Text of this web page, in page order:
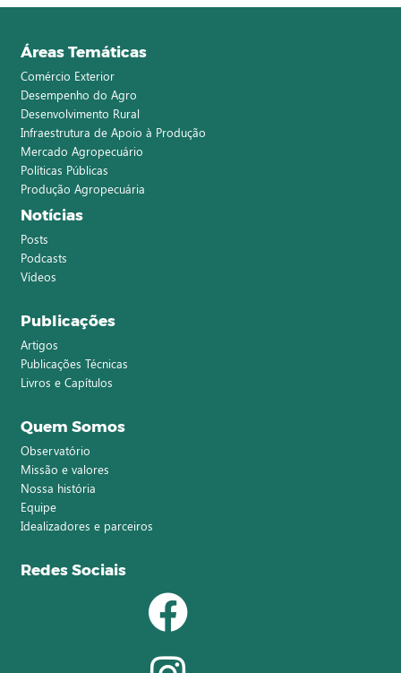
Áreas Temáticas
Comércio Exterior
Desempenho do Agro
Desenvolvimento Rural
Infraestrutura de Apoio à Produção
Mercado Agropecuário
Políticas Públicas
Produção Agropecuária
Notícias
Posts
Podcasts
Vídeos
Publicações
Artigos
Publicações Técnicas
Livros e Capítulos
Quem Somos
Observatório
Missão e valores
Nossa história
Equipe
Idealizadores e parceiros
Redes Sociais